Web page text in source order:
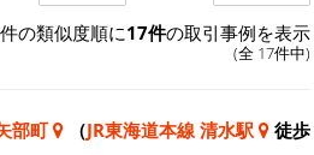
の類似度順に17件の取引事例を表示
(全 17件中)
部町 （JR東海道本線 清水駅
徒歩